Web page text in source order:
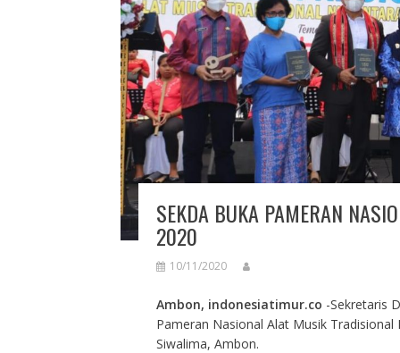
SEKDA BUKA PAMERAN
2020
10/11/2020
Ambon, indonesiatimur.co -Sekretaris
Pameran Nasional Alat Musik
Siwalima, Ambon.